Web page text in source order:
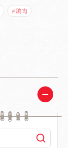
#鶏肉